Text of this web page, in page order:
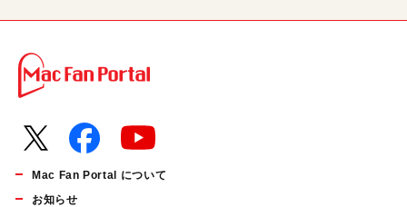
Mac Fan Portal について
お知らせ